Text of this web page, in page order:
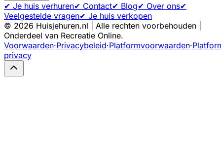
✔ Je huis verhuren✔ Contact✔ Blog✔ Over ons✔
Veelgestelde vragen✔ Je huis verkopen
© 2026 Huisjehuren.nl | Alle rechten voorbehouden |
Onderdeel van Recreatie Online.
Voorwaarden·Privacybeleid·Platformvoorwaarden·
privacy